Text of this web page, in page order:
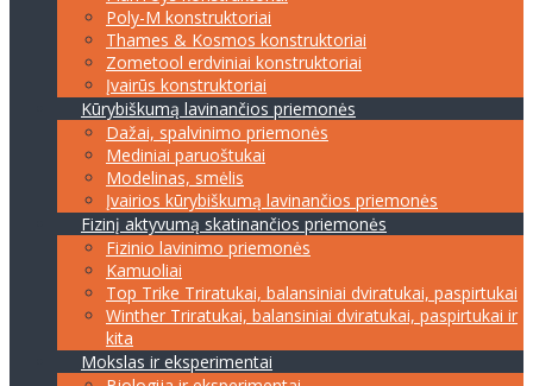
Poly-M konstruktoriai
Thames & Kosmos konstruktoriai
Zometool erdviniai konstruktoriai
Įvairūs konstruktoriai
Kūrybiškumą lavinančios priemonės
Dažai, spalvinimo priemonės
Mediniai paruoštukai
Modelinas, smėlis
Įvairios kūrybiškumą lavinančios priemonės
Fizinį aktyvumą skatinančios priemonės
Fizinio lavinimo priemonės
Kamuoliai
Top Trike Triratukai, balansiniai dviratukai, paspirtukai
Winther Triratukai, balansiniai dviratukai, paspirtukai ir
kita
Mokslas ir eksperimentai